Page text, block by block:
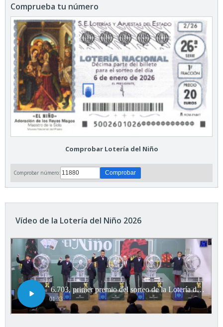
Comprueba tu número
Comprobar Lotería del Niño
Comprobar número:
Vídeo de la Lotería del Niño 2026